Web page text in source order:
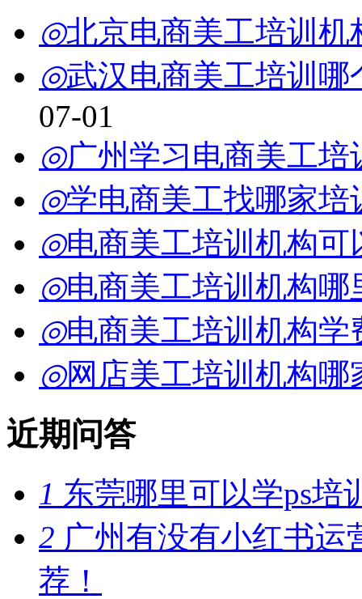
◎北京电商美工培训
◎武汉电商美工培训
07-01
◎广州学习电商美工
◎学电商美工找哪家
◎电商美工培训机构
◎电商美工培训机构
◎电商美工培训机构
◎网店美工培训机构
近期问答
1 东莞哪里可以学ps培
2 广州有没有小红书运
荐！